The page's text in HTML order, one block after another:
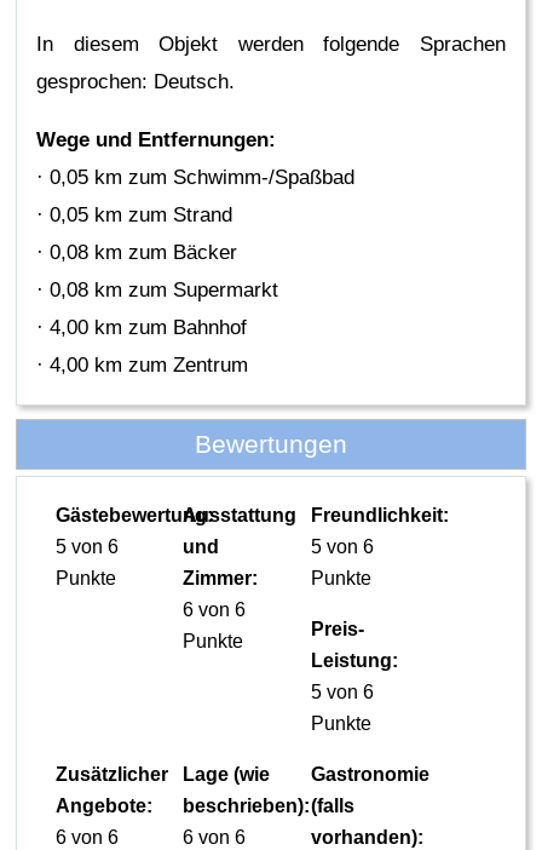
In diesem Objekt werden folgende Sprachen
gesprochen: Deutsch.
Wege und Entfernungen:
· 0,05 km zum Schwimm-/Spaßbad
· 0,05 km zum Strand
· 0,08 km zum Bäcker
· 0,08 km zum Supermarkt
· 4,00 km zum Bahnhof
· 4,00 km zum Zentrum
Bewertungen
Gästebewertung:
5 von 6
Punkte
Ausstattung
und
Zimmer:
6 von 6
Punkte
Freundlichkeit:
5 von 6
Punkte
Preis-
Leistung:
5 von 6
Punkte
Zusätzlicher
Angebote:
6 von 6
Lage (wie
beschrieben):
6 von 6
Gastronomie
(falls
vorhanden):